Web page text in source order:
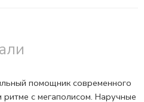
помощник современного
с мегаполисом. Наручные